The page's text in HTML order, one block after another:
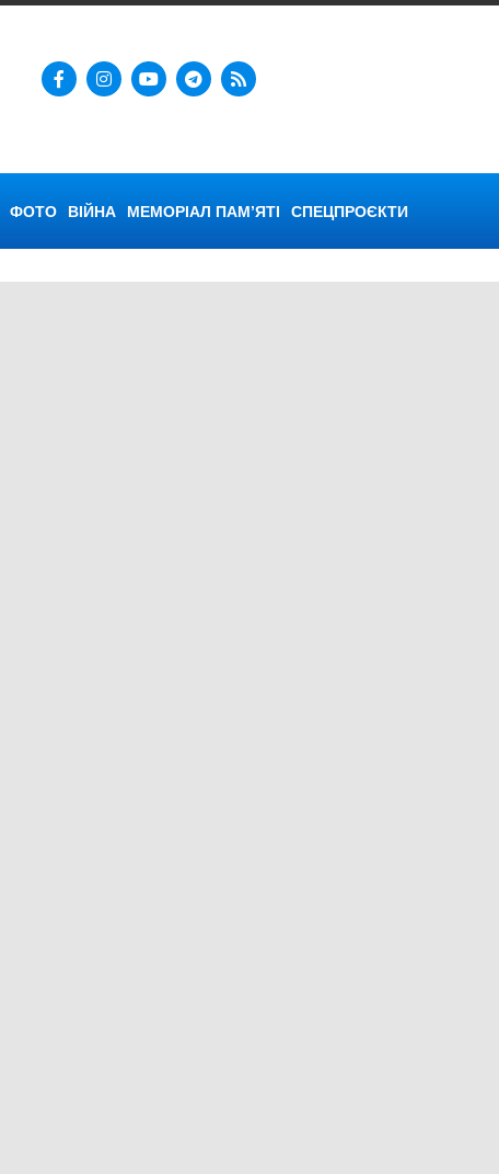
ФОТО ВІЙНА МЕМОРІАЛ ПАМ’ЯТІ СПЕЦПРОЄКТИ